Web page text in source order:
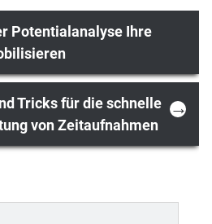
Potentialanalyse Ihre
Tricks für die schnelle
von Zeitaufnahmen
→